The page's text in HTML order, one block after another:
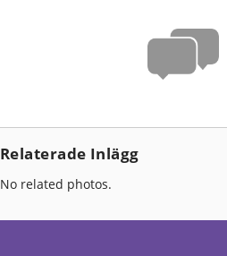
Relaterade Inlägg
No related photos.